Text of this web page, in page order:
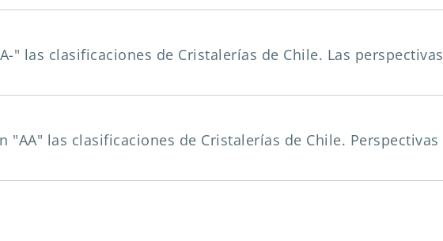
" las clasificaciones de Cristalerías de Chile. Las perspectivas
"AA" las clasificaciones de Cristalerías de Chile. Perspectivas